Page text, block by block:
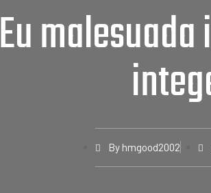
Eu
By hmgood2002